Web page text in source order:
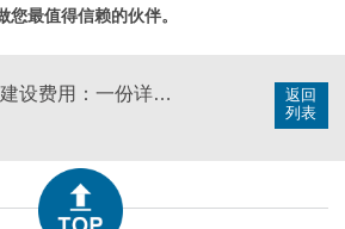
您最值得信赖的伙伴。
返回
列表
心理咨询室建设费用：一份详尽的政策解读与建设指南